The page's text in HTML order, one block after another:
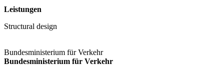
Leistungen
Structural design
Bundesministerium für Verkehr
Bundesministerium für Verkehr